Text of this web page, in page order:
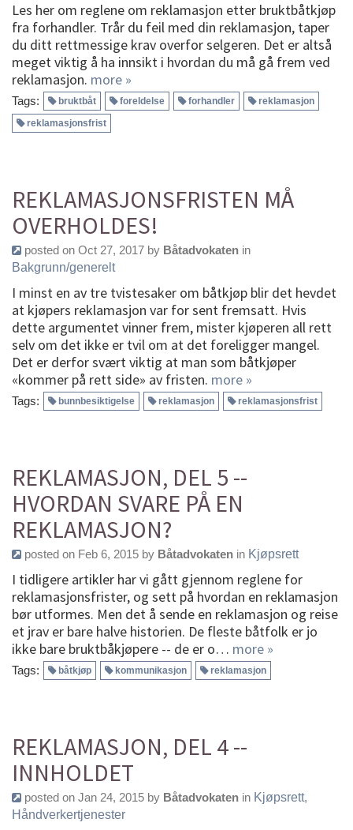
Les her om reglene om reklamasjon etter bruktbåtkjøp
fra forhandler. Trår du feil med din reklamasjon, taper
du ditt rettmessige krav overfor selgeren. Det er altså
meget viktig å ha innsikt i hvordan du må gå frem ved
reklamasjon. more »
Tags: bruktbåt foreldelse forhandler
reklamasjon
reklamasjonsfrist
REKLAMASJONSFRISTEN MÅ
OVERHOLDES!
posted on Oct 27, 2017 by Båtadvokaten in
Bakgrunn/generelt
I minst en av tre tvistesaker om båtkjøp blir det hevdet
at kjøpers reklamasjon var for sent fremsatt. Hvis
dette argumentet vinner frem, mister kjøperen all rett
selv om det ikke er tvil om at det foreligger mangel.
Det er derfor svært viktig at man som båtkjøper
«kommer på rett side» av fristen. more »
Tags: bunnbesiktigelse reklamasjon reklamasjonsfrist
REKLAMASJON, DEL 5 --
HVORDAN SVARE PÅ EN
REKLAMASJON?
posted on Feb 6, 2015 by Båtadvokaten in Kjøpsrett
I tidligere artikler har vi gått gjennom reglene for
reklamasjonsfrister, og sett på hvordan en reklamasjon
bør utformes. Men det å sende en reklamasjon og reise
et jrav er bare halve historien. De fleste båtfolk er jo
ikke bare bruktbåkjøpere -- de er o… more »
Tags: båtkjøp kommunikasjon reklamasjon
REKLAMASJON, DEL 4 --
INNHOLDET
posted on Jan 24, 2015 by Båtadvokaten in Kjøpsrett,
Håndverkertjenester